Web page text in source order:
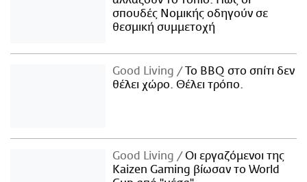
σπουδές Νομικής οδηγούν σε
θεσμική συμμετοχή
Good Living
Το BBQ στο σπίτι δεν
θέλει χώρο. Θέλει τρόπο.
Good Living
Οι εργαζόμενοι της
Kaizen Gaming βίωσαν το World